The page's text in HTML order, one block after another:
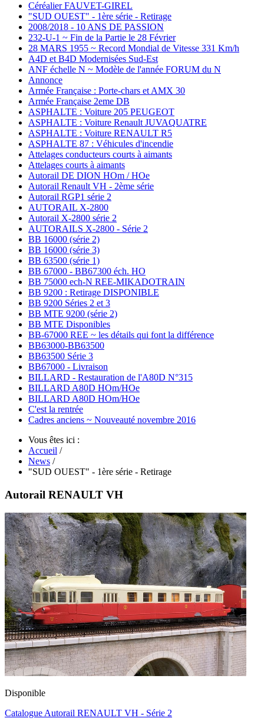
Céréalier FAUVET-GIREL
"SUD OUEST" - 1ère série - Retirage
2008/2018 - 10 ANS DE PASSION
232-U-1 ~ Fin de la Partie le 28 Février
28 MARS 1955 ~ Record Mondial de Vitesse 331 Km/h
A4D et B4D Modernisées Sud-Est
ANF échelle N ~ Modèle de l'année FORUM du N
Annonce
Armée Française : Porte-chars et AMX 30
Armée Française 2eme DB
ASPHALTE : Voiture 205 PEUGEOT
ASPHALTE : Voiture Renault JUVAQUATRE
ASPHALTE : Voiture RENAULT R5
ASPHALTE 87 : Véhicules d'incendie
Attelages conducteurs courts à aimants
Attelages courts à aimants
Autorail DE DION HOm / HOe
Autorail Renault VH - 2ème série
Autorail RGP1 série 2
AUTORAIL X-2800
Autorail X-2800 série 2
AUTORAILS X-2800 - Série 2
BB 16000 (série 2)
BB 16000 (série 3)
BB 63500 (série 1)
BB 67000 - BB67300 éch. HO
BB 75000 ech-N REE-MIKADOTRAIN
BB 9200 : Retirage DISPONIBLE
BB 9200 Séries 2 et 3
BB MTE 9200 (série 2)
BB MTE Disponibles
BB-67000 REE ~ les détails qui font la différence
BB63000-BB63500
BB63500 Série 3
BB67000 - Livraison
BILLARD - Restauration de l'A80D N°315
BILLARD A80D HOm/HOe
BILLARD A80D HOm/HOe
C'est la rentrée
Cadres anciens ~ Nouveauté novembre 2016
Vous êtes ici :
Accueil /
News /
"SUD OUEST" - 1ère série - Retirage
Autorail RENAULT VH
Disponible
Catalogue Autorail RENAULT VH - Série 2